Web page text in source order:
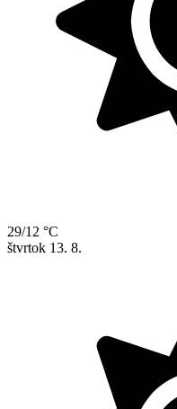
29/12 °C
štvrtok 13. 8.